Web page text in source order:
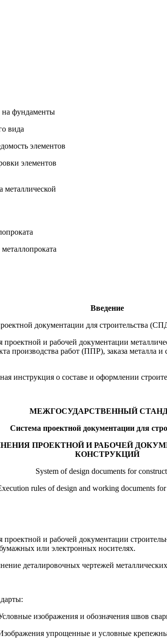
на фундаменты
вида
элементов
элементов
Введение
документации для строительства
проектной и рабочей документации
производства работ (ППР), заказа металла
инструкция о составе и оформлении
МЕЖГОСУДАРСТВЕННЫЙ
Система проектной документации для
ПРОЕКТНОЙ И РАБОЧЕЙ
КОНСТРУКЦИЙ
System of design documents for
rules of design and working documents for
и рабочей документации
или электронных носителях.
деталировочных чертежей
изображения и обозначения швов
упрощенные и условные